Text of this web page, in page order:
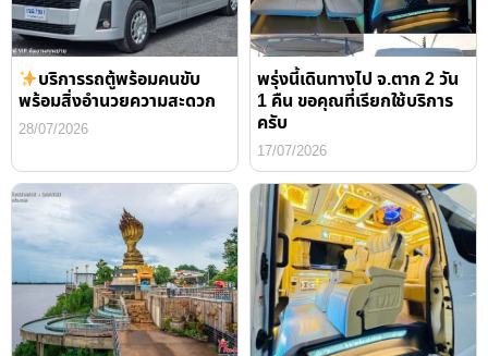
บริการรถตู้พร้อมคนขับ
พร้อมสิ่งอำนวยความสะดวก
28/07/2026
พรุ่งนี้เดินทางไป จ.ตาก 2 วัน
1 คืน ขอคุณที่เรียกใช้บริการ
ครับ
17/07/2026